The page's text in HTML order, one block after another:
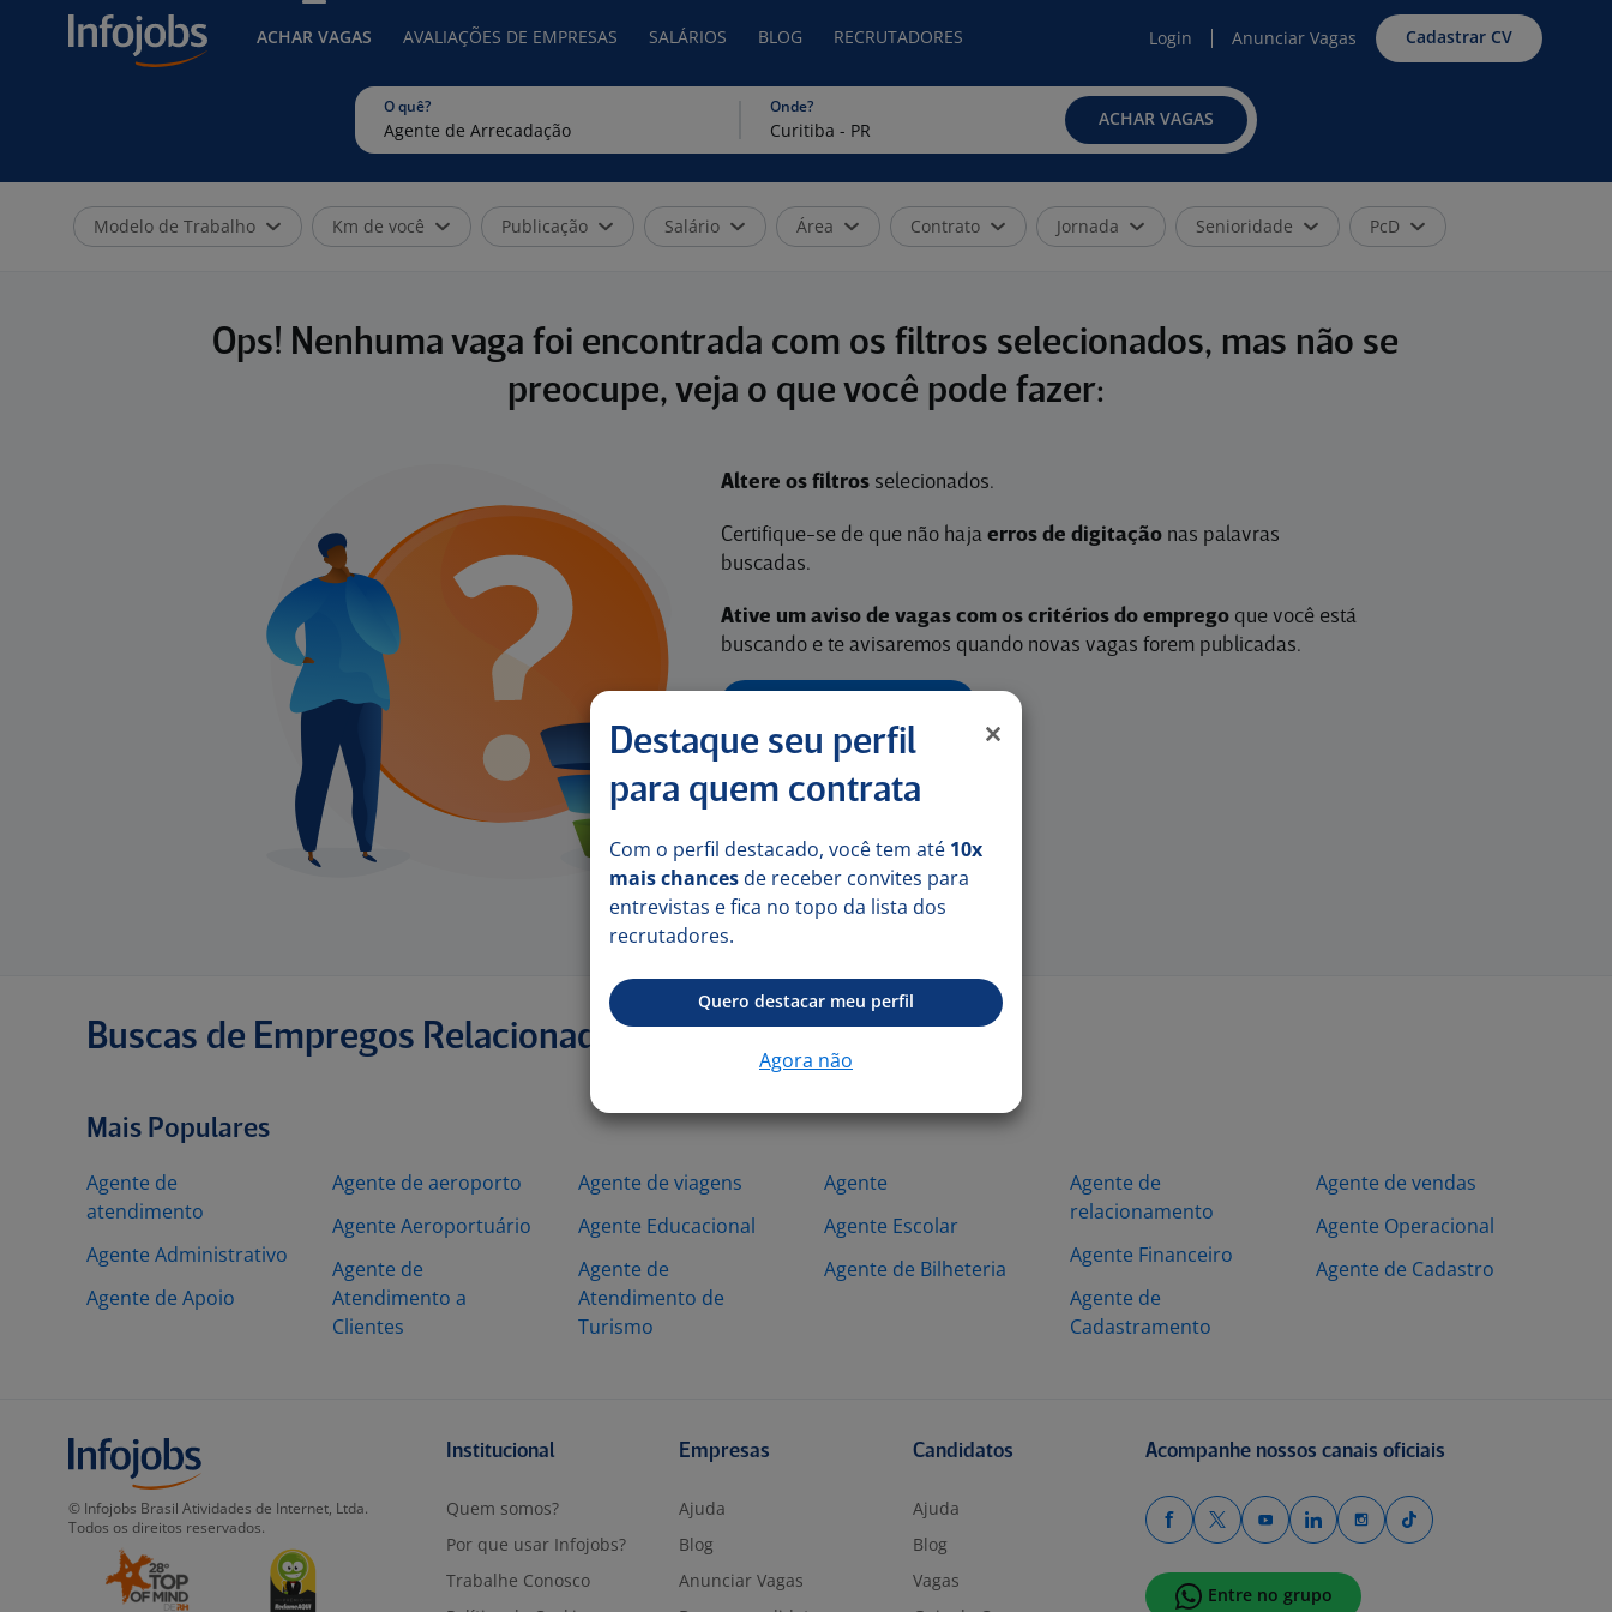
ACHAR VAGAS AVALIAÇÕES DE EMPRESAS SALÁRIOS BLOG RECRUTADORES Login Anunciar Vagas Cadastrar CV
O quê? Onde?
ACHAR VAGAS
Modelo de Trabalho Km de você Publicação Salário Área Contrato Jornada Senioridade PcD
Ops! Nenhuma vaga foi encontrada com os filtros selecionados, mas não se
preocupe, veja o que você pode fazer:
Altere os filtrosselecionados.
Certifique-se de que não haja erros de digitaçãonas palavras
buscadas.
Ative um aviso de vagas com os critérios do empregoque você está
buscando e te avisaremos quando novas vagas forem publicadas.
Buscas de Empregos Relacionadas
Mais Populares
Agente de
atendimento
Agente Administrativo
Agente de Apoio
Agente de aeroporto
Agente Aeroportuário
Agente de
Atendimento a
Clientes
Agente de viagens
Agente Educacional
Agente de
Atendimento de
Turismo
Agente
Agente Escolar
Agente de Bilheteria
Agente de
relacionamento
Agente Financeiro
Agente de
Cadastramento
Agente de vendas
Agente Operacional
Agente de Cadastro
Destaque seu perfil
para quem contrata
Com o perfil destacado, você tem até 10x
mais chances de receber convites para
entrevistas e fica no topo da lista dos
recrutadores.
Quero destacar meu perfil
Agora não
© Infojobs Brasil Atividades de Internet, Ltda.
Todos os direitos reservados.
Institucional
Quem somos?
Por que usar Infojobs?
Trabalhe Conosco
Empresas
Ajuda
Blog
Anunciar Vagas
Candidatos
Ajuda
Blog
Vagas
Acompanhe nossos canais oficiais
Entre no grupo